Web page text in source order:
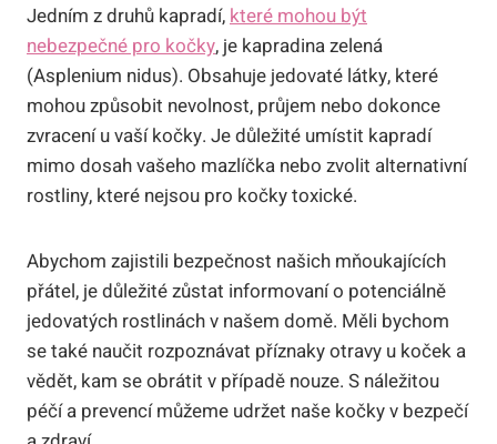
Jedním z druhů kapradí, které mohou být
nebezpečné pro kočky, je kapradina zelená
(Asplenium nidus). Obsahuje jedovaté látky, které
mohou způsobit nevolnost, průjem nebo dokonce
zvracení u vaší kočky. Je důležité umístit kapradí
mimo dosah vašeho mazlíčka nebo zvolit alternativní
rostliny, které nejsou pro kočky toxické.
Abychom zajistili bezpečnost našich mňoukajících
přátel, je důležité zůstat informovaní o potenciálně
jedovatých rostlinách v našem domě. Měli bychom
se také naučit rozpoznávat příznaky otravy u koček a
vědět, kam se obrátit v případě nouze. S náležitou
péčí a prevencí můžeme udržet naše kočky v bezpečí